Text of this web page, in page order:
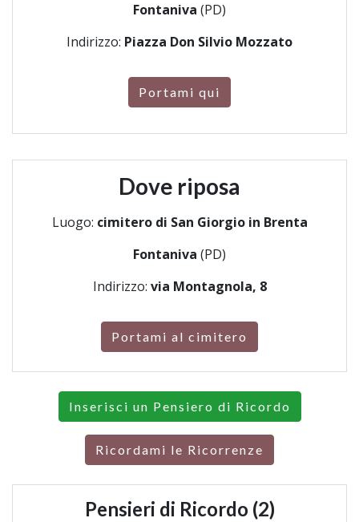
Fontaniva (PD)
Indirizzo: Piazza Don Silvio Mozzato
Portami qui
Dove riposa
Luogo: cimitero di San Giorgio in Brenta
Fontaniva (PD)
Indirizzo: via Montagnola, 8
Portami al cimitero
Inserisci un Pensiero di Ricordo
Ricordami le Ricorrenze
Pensieri di Ricordo (2)